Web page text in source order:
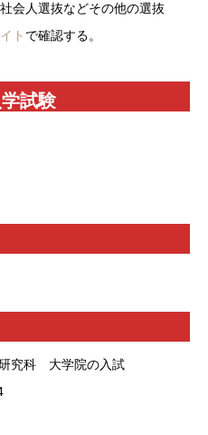
会人選抜などその他の選抜
ト で確認する。
試験
究科 大学院の入試